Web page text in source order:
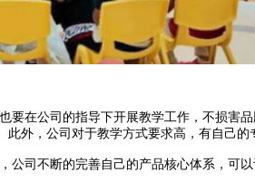
在公司的指导下开展教学工作，不损害
外，公司对于教学方式要求高，有自己的
司不断的完善自己的产品核心体系，可